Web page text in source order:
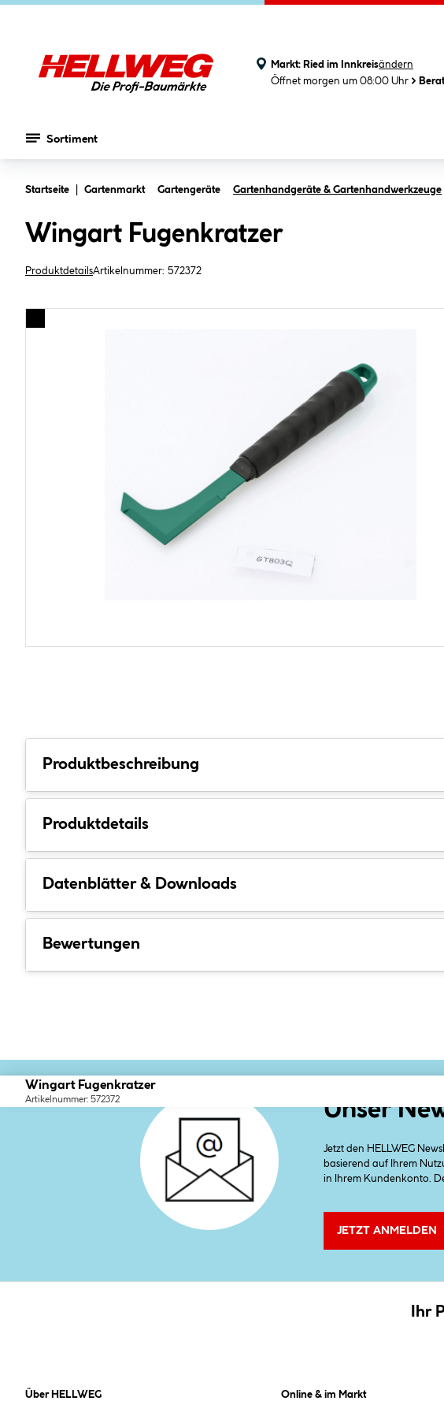
Markt: Ried im Innkreisändern
Öffnet morgen um 08:00 Uhr
Sortiment
Startseite Gartenmarkt Gartengeräte Gartenhandgeräte & Gartenhandwerkzeuge
Wingart Fugenkratzer
ProduktdetailsArtikelnummer: 572372
Produktbeschreibung
Produktdetails
Datenblätter & Downloads
Bewertungen
Wingart Fugenkratzer
Artikelnummer: 572372 Unser
Jetzt den HELLWEG
basierend auf Ihrem
in Ihrem Kundenkonto.
JETZT ANMELDEN
Ihr
Über HELLWEG Online & im Markt